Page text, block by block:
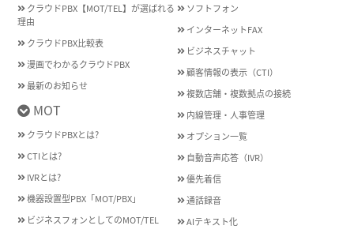
クラウドPBX【MOT/TEL】が選ばれる
理由
クラウドPBX比較表
漫画でわかるクラウドPBX
最新のお知らせ
MOT
クラウドPBXとは?
CTIとは?
IVRとは?
機器設置型PBX「MOT/PBX」
ビジネスフォンとしてのMOT/TEL
ソフトフォン
インターネットFAX
ビジネスチャット
顧客情報の表示（CTI）
複数店舗・複数拠点の接続
内線管理・人事管理
オプション一覧
自動音声応答（IVR）
優先着信
通話録音
AIテキスト化